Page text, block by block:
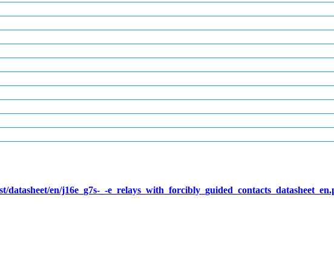
datasheet/en/j16e_g7s-_-